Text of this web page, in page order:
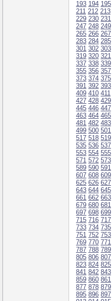
193 194 195
211 212 213
229 230 231
247 248 249
265 266 267
283 284 285
301 302 303
319 320 321
337 338 339
355 356 357
373 374 375
391 392 393
409 410 411
427 428 429
445 446 447
463 464 465
481 482 483
499 500 501
517 518 519
535 536 537
553 554 555
571 572 573
589 590 591
607 608 609
625 626 627
643 644 645
661 662 663
679 680 681
697 698 699
715 716 717
733 734 735
751 752 753
769 770 771
787 788 789
805 806 807
823 824 825
841 842 843
859 860 861
877 878 879
895 896 897